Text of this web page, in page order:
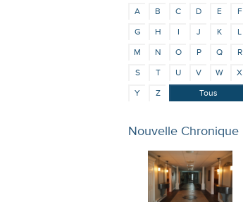
A B C D E
F
G
H I J K
L
M
N O P Q
R
S
T U V W
X
Y
Z Tous
Nouvelle Chronique